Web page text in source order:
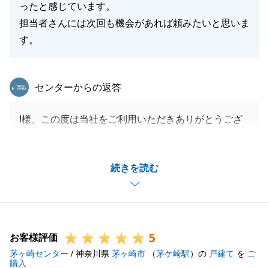
ったと感じています。
担当者さんには次回も機会があれば頼みたいと思いま
す。
続きを読む
東急リバブル
センターからの返答
I様、この度は当社をご利用いただきありがとうござ
とができて良かったです。
実際の入居までは多少時間があるかと思いますが、少
し落ち着いたらぜひご挨拶にお伺いさせてください。
たらお申し付けください。
今後ともよろしくお願いいたします。
お客様評価 5
茅ヶ崎センター / 神奈川県 茅ヶ崎市 （茅ケ崎駅）の 戸建て を ご
購入